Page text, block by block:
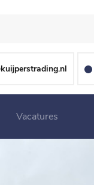
Vacatures